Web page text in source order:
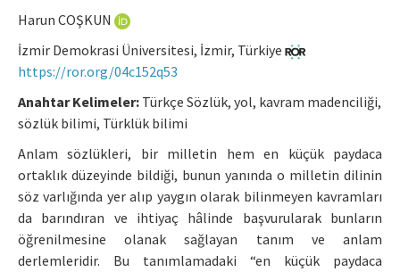
Author Guidelines
Ethical Principles
Manuscript Submission
ISSN: 0564-5050 · e-ISSN: 2651-5113
Harun COŞKUN
İzmir Demokrasi Üniversitesi, İzmir, Türkiye
https://ror.org/04c152q53
Anahtar Kelimeler: Türkçe Sözlük, yol, kavram madenciliği,
sözlük bilimi, Türklük bilimi
Anlam sözlükleri, bir milletin hem en küçük paydaca
ortaklık düzeyinde bildiği, bunun yanında o milletin dilinin
söz varlığında yer alıp yaygın olarak bilinmeyen kavramları
da barındıran ve ihtiyaç hâlinde başvurularak bunların
öğrenilmesine olanak sağlayan tanım ve anlam
derlemleridir. Bu tanımlamadaki “en küçük paydaca